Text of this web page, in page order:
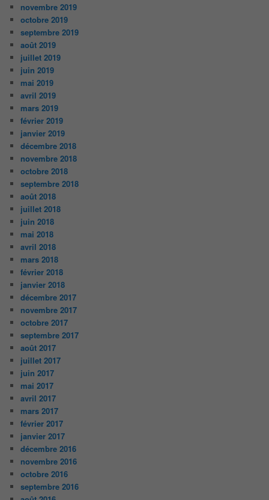
novembre 2019
octobre 2019
septembre 2019
août 2019
juillet 2019
juin 2019
mai 2019
avril 2019
mars 2019
février 2019
janvier 2019
décembre 2018
novembre 2018
octobre 2018
septembre 2018
août 2018
juillet 2018
juin 2018
mai 2018
avril 2018
mars 2018
février 2018
janvier 2018
décembre 2017
novembre 2017
octobre 2017
septembre 2017
août 2017
juillet 2017
juin 2017
mai 2017
avril 2017
mars 2017
février 2017
janvier 2017
décembre 2016
novembre 2016
octobre 2016
septembre 2016